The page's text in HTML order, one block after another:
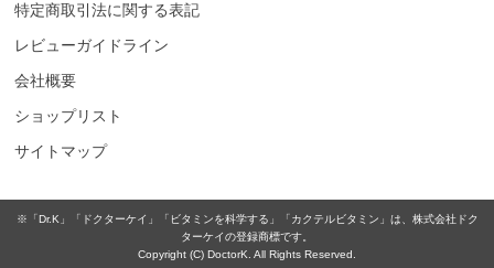
特定商取引法に関する表記
レビューガイドライン
会社概要
ショップリスト
サイトマップ
※「Dr.K」「ドクターケイ」「ビタミンを科学する」「カクテルビタミン」は、株式会社ドク
ターケイの登録商標です。
Copyright (C) DoctorK. All Rights Reserved.